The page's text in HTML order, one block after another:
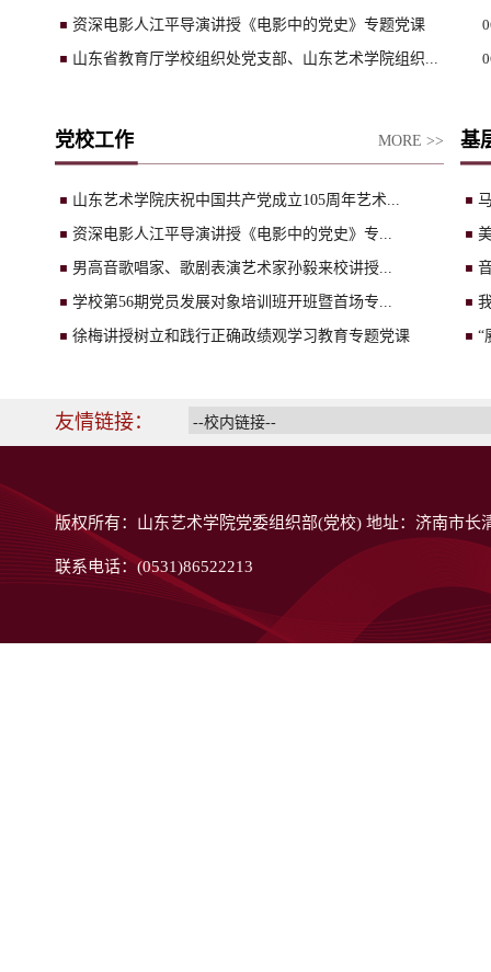
资深电影人江平导演讲授《电影中的党史》专题党课
山东省教育厅学校组织处党支部、山东艺术学院组织...
党校工作 MORE >>
山东艺术学院庆祝中国共产党成立105周年艺术...
资深电影人江平导演讲授《电影中的党史》专...
男高音歌唱家、歌剧表演艺术家孙毅来校讲授...
学校第56期党员发展对象培训班开班暨首场专...
徐梅讲授树立和践行正确政绩观学习教育专题党课
基
“
友情链接：
版权所有：山东艺术学院党委组织部(党校) 地址：济南市长
联系电话：(0531)86522213